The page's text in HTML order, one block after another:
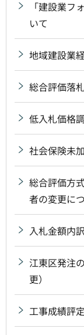
「建設業フ
いて
地域建設業
総合評価落
低入札価格
社会保険未
総合評価方
者の変更に
入札金額内
江東区発注
更）
工事成績評